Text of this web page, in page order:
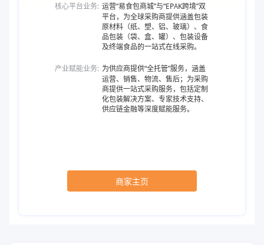
核心平台业务: 运营“易食包商城”与“EPAK跨境”双
平台，为全球采购商提供涵盖包装
原材料（纸、塑、铝、玻璃）、食
品包装（袋、盒、罐）、包装设备
及终端食品的一站式在线采购。
产业赋能业务: 为供应商提供“全托管”服务，涵盖
运营、销售、物流、售后；为采购
商提供一站式采购服务，包括定制
化包装解决方案、专家技术支持、
供应链金融等深度赋能服务。
商家主页